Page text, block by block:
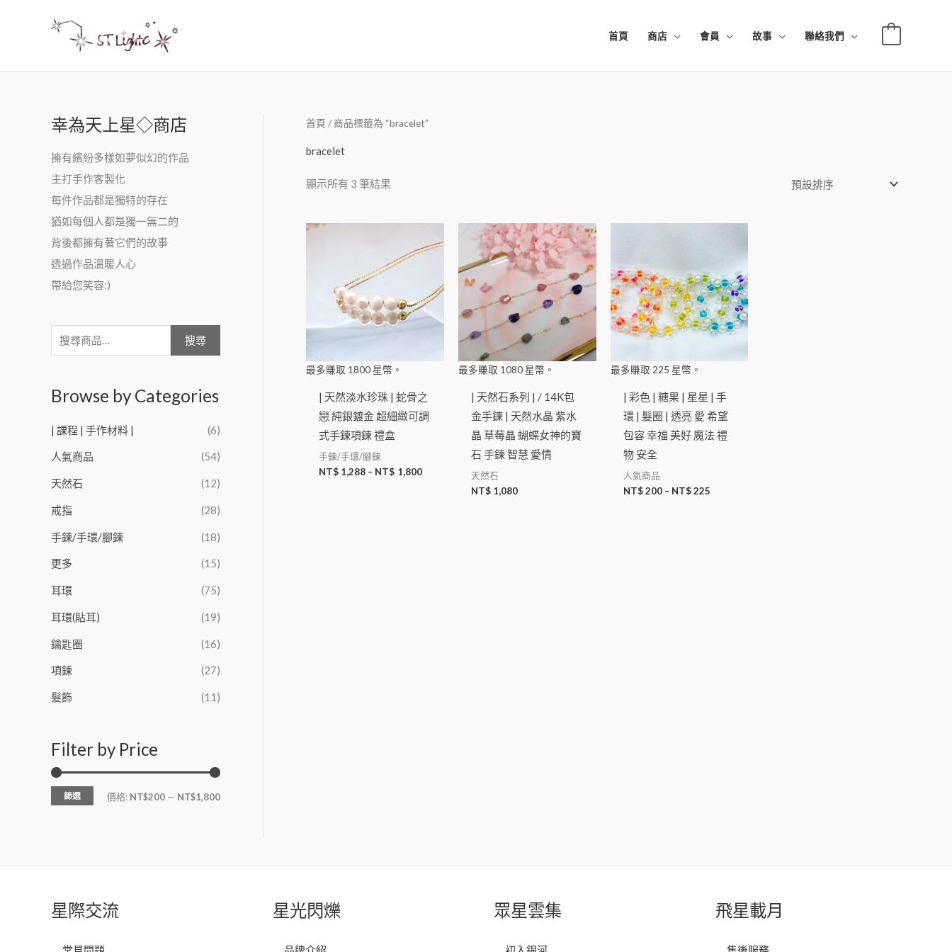
首頁 商店 會員 故事 聯絡我們
幸為天上星◇商店
擁有繽紛多樣如夢似幻的作品
主打手作客製化
每件作品都是獨特的存在
猶如每個人都是獨一無二的
背後都擁有著它們的故事
透過作品溫暖人心
帶給您笑容:)
搜尋
Browse by Categories
| 課程 | 手作材料 | (6)
人氣商品 (54)
天然石 (12)
戒指 (28)
手鍊/手環/腳鍊 (18)
更多 (15)
耳環 (75)
耳環(貼耳) (19)
鑰匙圈 (16)
項鍊 (27)
髮飾 (11)
Filter by Price
篩選 價格: NT$200 — NT$1,800
首頁 / 商品標籤為 “bracelet”
bracelet
顯示所有 3 筆結果
最多賺取 1800 星幣。
| 天然淡水珍珠 | 蛇骨之
戀 純銀鍍金 超細緻可調
式手鍊項鍊 禮盒
手鍊/手環/腳鍊
NT$ 1,288 – NT$ 1,800
最多賺取 1080星幣。
| 天然石系列 | / 14K包
金手鍊 | 天然水晶 紫水
晶 草莓晶 蝴蝶女神的寶
石 手鍊 智慧 愛情
天然石
NT$ 1,080
最多賺取 225 星幣。
| 彩色 | 糖果 | 星星 | 手
環 | 髮圈 | 透亮 愛 希望
包容 幸福 美好 魔法 禮
物 安全
人氣商品
NT$ 200 – NT$ 225
星際交流 星光閃爍 眾星雲集 飛星載月